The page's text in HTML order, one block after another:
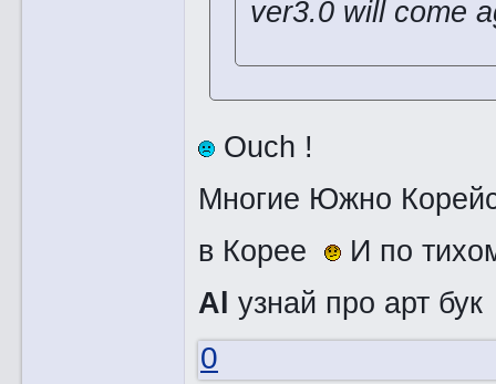
ver3.0 will come
Ouch !
Многие Южно
в Корее
И по
Al узнай про арт
0